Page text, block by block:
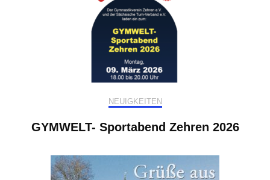
NEUIGKEITEN
GYMWELT- Sportabend Zehren 2026